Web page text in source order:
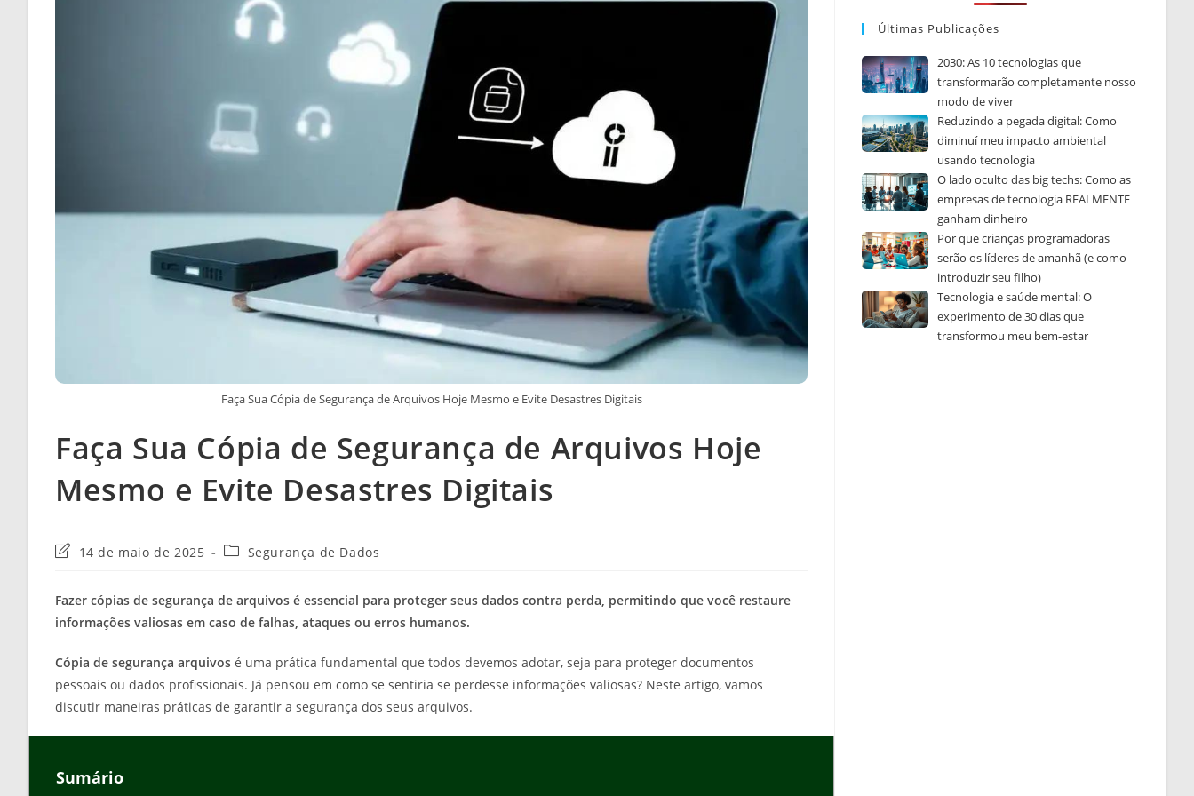
Faça Sua Cópia de Segurança de Arquivos Hoje Mesmo e Evite Desastres Digitais
Faça Sua Cópia de Segurança de Arquivos Hoje
Mesmo e Evite Desastres Digitais
Última
post:
14 de maio de 2025
Categoria
Segurança de Dados
Fazer cópias de segurança de arquivos é essencial para proteger seus dados contra perda, permitindo que você restaure
informações valiosas em caso de falhas, ataques ou erros humanos.
Cópia de segurança arquivos é uma prática fundamental que todos devemos adotar, seja para proteger documentos
pessoais ou dados profissionais. Já pensou em como se sentiria se perdesse informações valiosas? Neste artigo, vamos
discutir maneiras práticas de garantir a segurança dos seus arquivos.
Sumário
Últimas Publicações
2030: As 10 tecnologias que
transformarão completamente nosso
modo de viver
Reduzindo a pegada digital: Como
diminuí meu impacto ambiental
usando tecnologia
O lado oculto das big techs: Como as
empresas de tecnologia REALMENTE
ganham dinheiro
Por que crianças programadoras
serão os líderes de amanhã (e como
introduzir seu filho)
Tecnologia e saúde mental: O
experimento de 30 dias que
transformou meu bem-estar